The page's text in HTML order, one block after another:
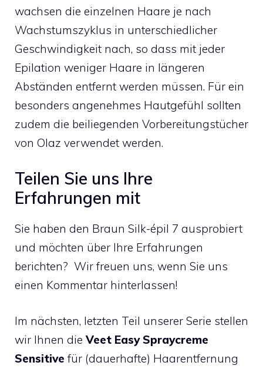
wachsen die einzelnen Haare je nach
Wachstumszyklus in unterschiedlicher
Geschwindigkeit nach, so dass mit jeder
Epilation weniger Haare in längeren
Abständen entfernt werden müssen. Für ein
besonders angenehmes Hautgefühl sollten
zudem die beiliegenden Vorbereitungstücher
von Olaz verwendet werden.
Teilen Sie uns Ihre
Erfahrungen mit
Sie haben den Braun Silk-épil 7 ausprobiert
und möchten über Ihre Erfahrungen
berichten? Wir freuen uns, wenn Sie uns
einen Kommentar hinterlassen!
Im nächsten, letzten Teil unserer Serie stellen
wir Ihnen dieVeet Easy Spraycreme
Sensitive für (dauerhafte) Haarentfernung